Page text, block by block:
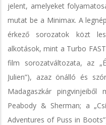
jelent, amelyeket
mutat be a Minimax. A
érkező sorozatok közt
alkotások, mint a Turbo
film sorozatváltozata, az
Julien”), azaz önálló és
Madagaszkár
Peabody & Sherman; a
Adventures of Puss in